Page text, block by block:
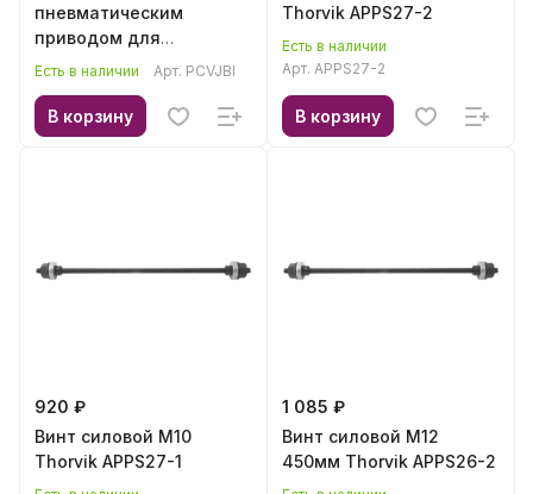
пневматическим
приводом для
установки пыльников
Есть в наличии Арт. PCVJBI
В корзину
Thorvik APPS27-2
Есть в наличии
Арт. APPS27-2
В корзину
920 ₽
Винт силовой М10
Thorvik APPS27-1
1 085 ₽
Винт силовой М12
450мм Thorvik APPS26-2